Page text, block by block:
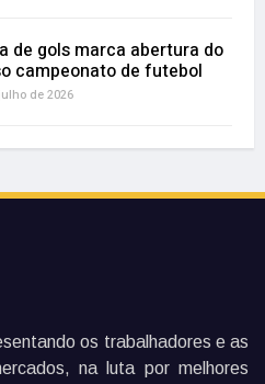
de gols marca abertura do
campeonato de futebol
de 2026
os trabalhadores e as
na luta por melhores